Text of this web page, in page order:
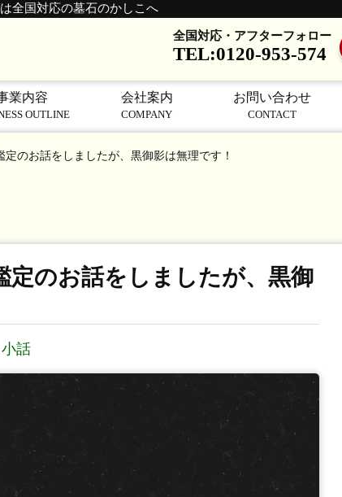
全国対応の墓石のかしこへ
全国対応・アフターフォロー
TEL:0120-953-574
業内容
OUTLINE
会社案内
COMPANY
お問い合わせ
CONTACT
定のお話をしましたが、黒御影は無理です！
定のお話をしましたが、黒御
小話